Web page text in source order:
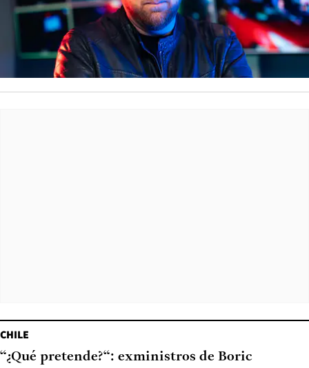
CHILE
“¿Qué pretende?“: exministros de Boric